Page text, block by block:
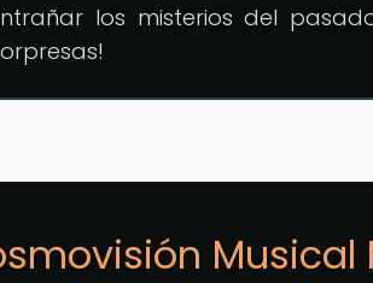
los misterios del
Musical